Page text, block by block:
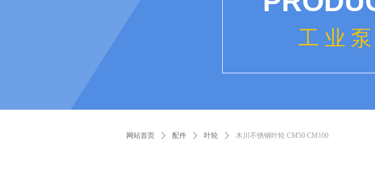
网站首页 ꄲ 配件 ꄲ 叶轮 ꄲ 木川不锈钢叶轮 CM50 CM100
工 业